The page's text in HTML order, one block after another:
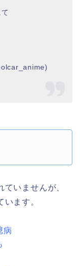
いませんが、
ます。
病